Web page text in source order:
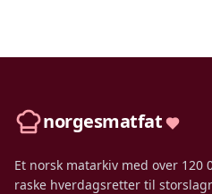
norgesmatfat
Et norsk matarkiv med over
raske hverdagsretter til